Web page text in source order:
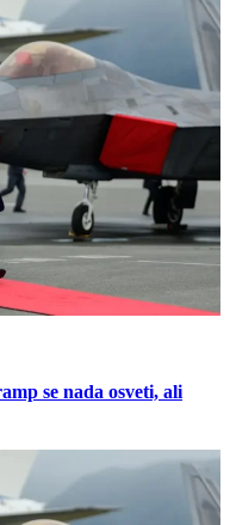
se nada osveti, ali